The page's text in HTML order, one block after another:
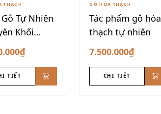
THẠCH
Tự Nhiên
Khối
TIẾT
GỖ HÓA THẠCH
Tác phẩm gỗ hóa
thạch tự nhiên
7.500.000₫
CHI TIẾT